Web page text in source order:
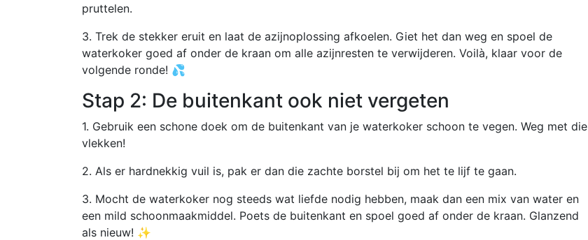
pruttelen.
3. Trek de stekker eruit en laat de azijnoplossing afkoelen. Giet het dan weg en spoel de
waterkoker goed af onder de kraan om alle azijnresten te verwijderen. Voilà, klaar voor de
volgende ronde! 💦
Stap 2: De buitenkant ook niet vergeten
1. Gebruik een schone doek om de buitenkant van je waterkoker schoon te vegen. Weg met die
vlekken!
2. Als er hardnekkig vuil is, pak er dan die zachte borstel bij om het te lijf te gaan.
3. Mocht de waterkoker nog steeds wat liefde nodig hebben, maak dan een mix van water en
een mild schoonmaakmiddel. Poets de buitenkant en spoel goed af onder de kraan. Glanzend
als nieuw! ✨